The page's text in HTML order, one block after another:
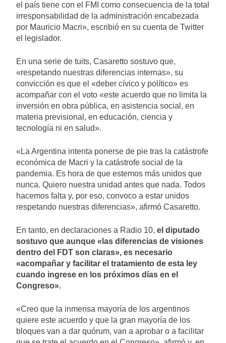
el país tiene con el FMI como consecuencia de la total
irresponsabilidad de la administración encabezada
por Mauricio Macri», escribió en su cuenta de Twitter
el legislador.
En una serie de tuits, Casaretto sostuvo que,
«respetando nuestras diferencias internas», su
convicción es que el «deber cívico y político» es
acompañar con el voto «este acuerdo que no limita la
inversión en obra pública, en asistencia social, en
materia previsional, en educación, ciencia y
tecnología ni en salud».
«La Argentina intenta ponerse de pie tras la catástrofe
económica de Macri y la catástrofe social de la
pandemia. Es hora de que estemos más unidos que
nunca. Quiero nuestra unidad antes que nada. Todos
hacemos falta y, por eso, convoco a estar unidos
respetando nuestras diferencias», afirmó Casaretto.
En tanto, en declaraciones a Radio 10, el diputado
sostuvo que aunque «las diferencias de visiones
dentro del FDT son claras», es necesario
«acompañar y facilitar el tratamiento de esta ley
cuando ingrese en los próximos días en el
Congreso».
«Creo que la inmensa mayoría de los argentinos
quiere este acuerdo y que la gran mayoría de los
bloques van a dar quórum, van a aprobar o a facilitar